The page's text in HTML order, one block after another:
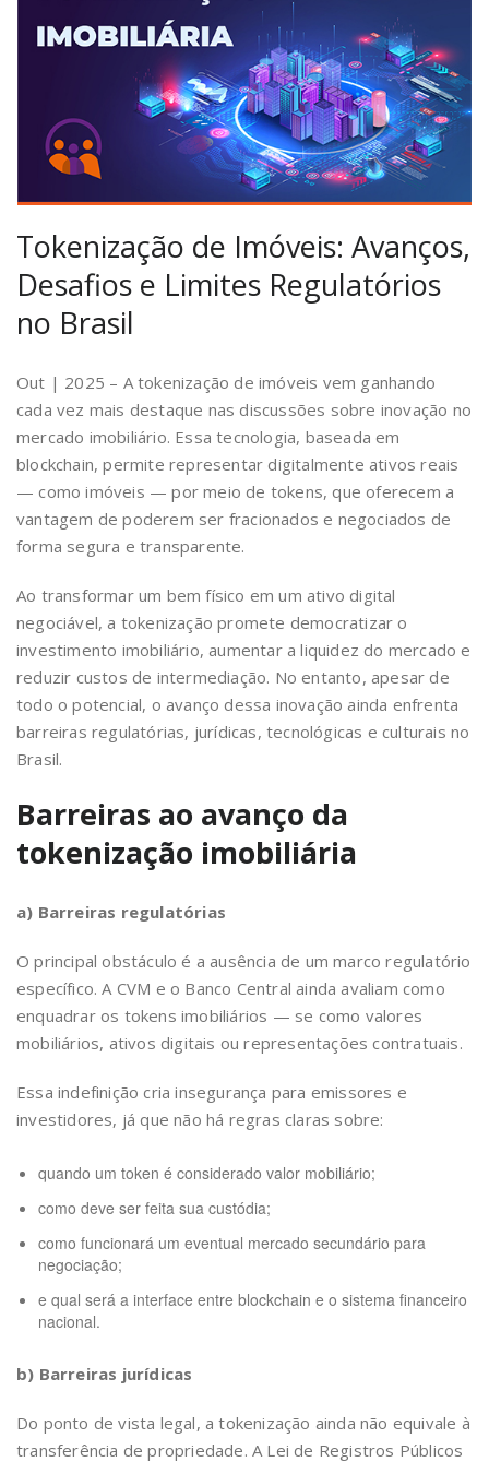
Tokenização de Imóveis: Avanços,
Desafios e Limites Regulatórios
no Brasil
Out | 2025 – A tokenização de imóveis vem ganhando
cada vez mais destaque nas discussões sobre inovação no
mercado imobiliário. Essa tecnologia, baseada em
blockchain, permite representar digitalmente ativos reais
— como imóveis — por meio de tokens, que oferecem a
vantagem de poderem ser fracionados e negociados de
forma segura e transparente.
Ao transformar um bem físico em um ativo digital
negociável, a tokenização promete democratizar o
investimento imobiliário, aumentar a liquidez do mercado e
reduzir custos de intermediação. No entanto, apesar de
todo o potencial, o avanço dessa inovação ainda enfrenta
barreiras regulatórias, jurídicas, tecnológicas e culturais no
Brasil.
Barreiras ao avanço da
tokenização imobiliária
a) Barreiras regulatórias
O principal obstáculo é a ausência de um marco regulatório
específico. A CVM e o Banco Central ainda avaliam como
enquadrar os tokens imobiliários — se como valores
mobiliários, ativos digitais ou representações contratuais.
Essa indefinição cria insegurança para emissores e
investidores, já que não há regras claras sobre:
quando um token é considerado valor mobiliário;
como deve ser feita sua custódia;
como funcionará um eventual mercado secundário para
negociação;
e qual será a interface entre blockchain e o sistema financeiro
nacional.
b) Barreiras jurídicas
Do ponto de vista legal, a tokenização ainda não equivale à
transferência de propriedade. A Lei de Registros Públicos